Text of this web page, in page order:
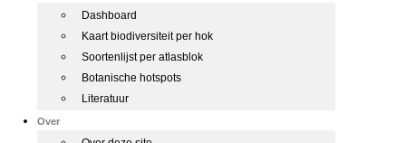
Dashboard
Kaart biodiversiteit per hok
Soortenlijst per atlasblok
Botanische hotspots
Literatuur
Over